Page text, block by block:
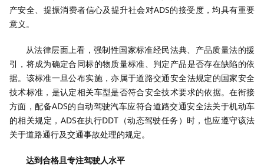
产安全、提振消费者信心及提升社会对ADS的接受度，均具有重要
意义。
从法律层面上看，强制性国家标准经民法典、产品质量法的援
引，将成为确定合同标的物质量标准、判定产品是否存在缺陷的依
据。该标准一旦公布实施，亦属于道路交通安全法规定的国家安全
技术标准，是认定相关车型是否符合安全技术要求的依据。在衔接
方面，配备ADS的自动驾驶汽车应符合道路交通安全法关于机动车
的相关规定，ADS在执行DDT（动态驾驶任务）时，也应遵守该法
关于道路通行及交通事故处理的规定。
达到合格且专注驾驶人水平